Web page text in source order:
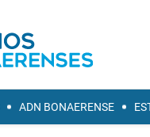
ADN BONAERENSE